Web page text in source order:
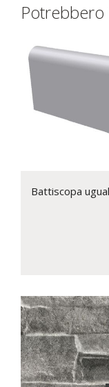
Potrebbero
Battiscopa